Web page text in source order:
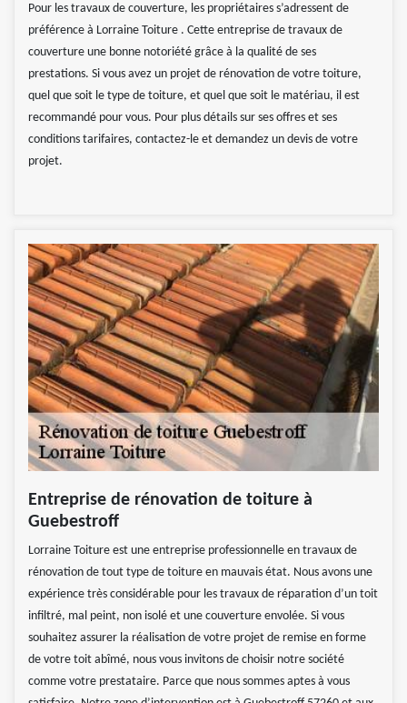
Pour les travaux de couverture, les propriétaires s’adressent de
préférence à Lorraine Toiture . Cette entreprise de travaux de
couverture une bonne notoriété grâce à la qualité de ses
prestations. Si vous avez un projet de rénovation de votre toiture,
quel que soit le type de toiture, et quel que soit le matériau, il est
recommandé pour vous. Pour plus détails sur ses offres et ses
conditions tarifaires, contactez-le et demandez un devis de votre
projet.
Entreprise de rénovation de toiture à
Guebestroff
Lorraine Toiture est une entreprise professionnelle en travaux de
rénovation de tout type de toiture en mauvais état. Nous avons une
expérience très considérable pour les travaux de réparation d’un toit
infiltré, mal peint, non isolé et une couverture envolée. Si vous
souhaitez assurer la réalisation de votre projet de remise en forme
de votre toit abîmé, nous vous invitons de choisir notre société
comme votre prestataire. Parce que nous sommes aptes à vous